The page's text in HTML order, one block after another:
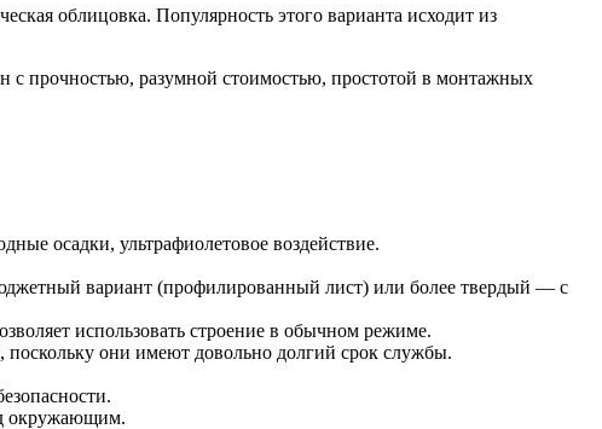
облицовка. Популярность этого варианта исходит из
с прочностью, разумной стоимостью, простотой в монтажных
осадки, ультрафиолетовое воздействие.
вариант (профилированный лист) или более твердый — с
использовать строение в обычном режиме.
поскольку они имеют довольно долгий срок службы.
окружающим.